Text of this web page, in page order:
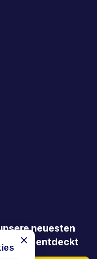
neuesten
Artikel entdeckt
×